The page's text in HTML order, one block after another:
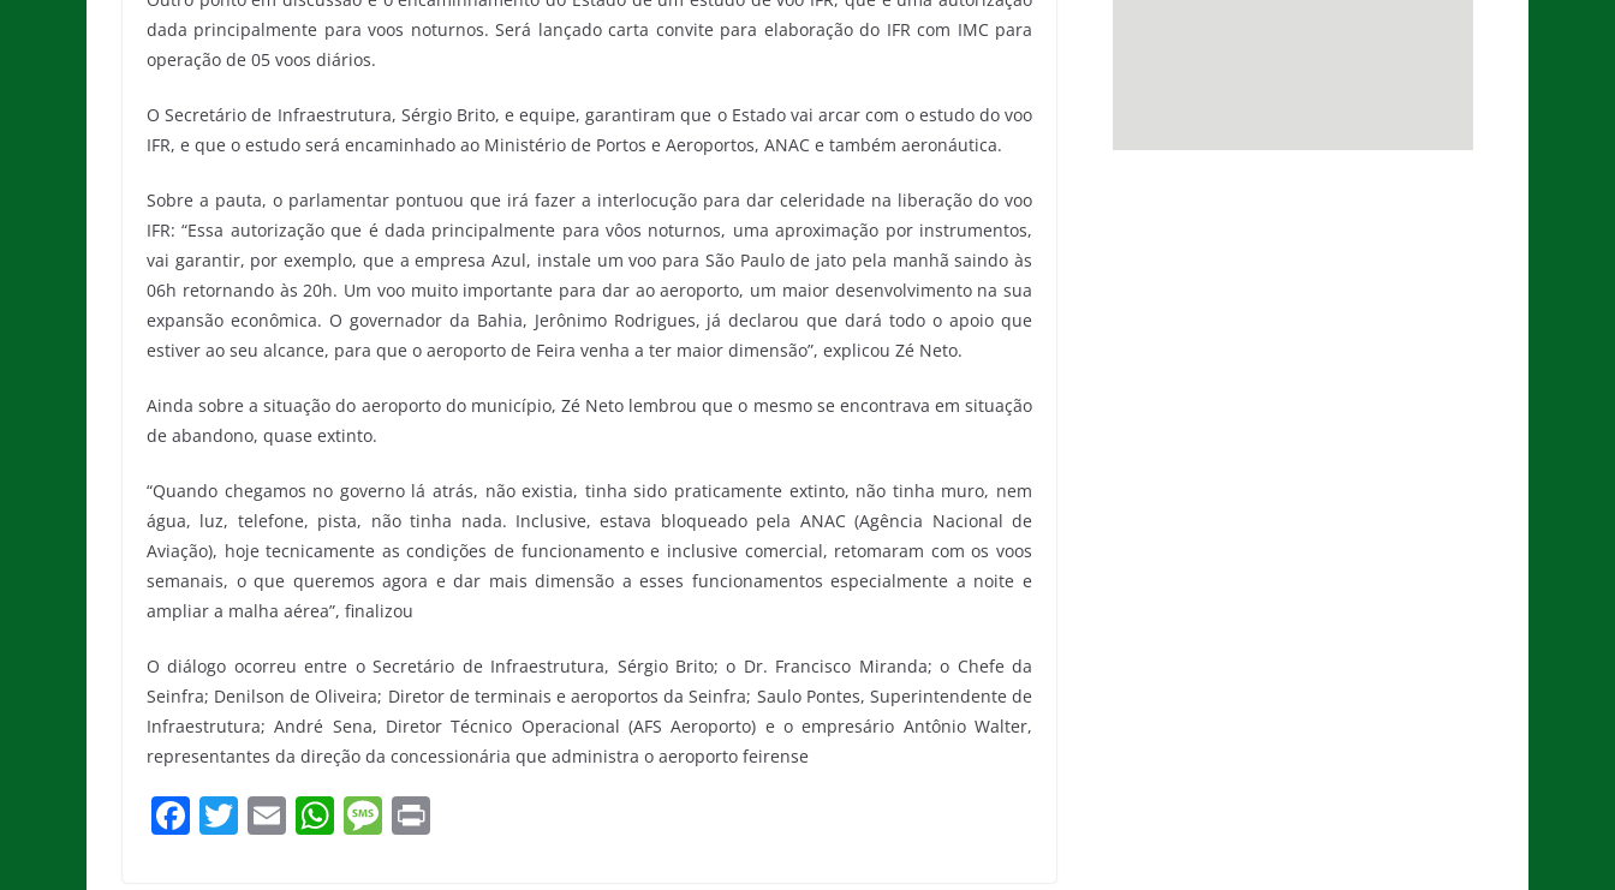
dada principalmente para voos noturnos. Será lançado carta convite para elaboração do IFR com IMC para
operação de 05 voos diários.
O Secretário de Infraestrutura, Sérgio Brito, e equipe, garantiram que o Estado vai arcar com o estudo do voo
IFR, e que o estudo será encaminhado ao Ministério de Portos e Aeroportos, ANAC e também aeronáutica.
Sobre a pauta, o parlamentar pontuou que irá fazer a interlocução para dar celeridade na liberação do voo
IFR: “Essa autorização que é dada principalmente para vôos noturnos, uma aproximação por instrumentos,
vai garantir, por exemplo, que a empresa Azul, instale um voo para São Paulo de jato pela manhã saindo às
06h retornando às 20h. Um voo muito importante para dar ao aeroporto, um maior desenvolvimento na sua
expansão econômica. O governador da Bahia, Jerônimo Rodrigues, já declarou que dará todo o apoio que
estiver ao seu alcance, para que o aeroporto de Feira venha a ter maior dimensão”, explicou Zé Neto.
Ainda sobre a situação do aeroporto do município, Zé Neto lembrou que o mesmo se encontrava em situação
de abandono, quase extinto.
“Quando chegamos no governo lá atrás, não existia, tinha sido praticamente extinto, não tinha muro, nem
água, luz, telefone, pista, não tinha nada. Inclusive, estava bloqueado pela ANAC (Agência Nacional de
Aviação), hoje tecnicamente as condições de funcionamento e inclusive comercial, retomaram com os voos
semanais, o que queremos agora e dar mais dimensão a esses funcionamentos especialmente a noite e
ampliar a malha aérea”, finalizou
O diálogo ocorreu entre o Secretário de Infraestrutura, Sérgio Brito; o Dr. Francisco Miranda; o Chefe da
Seinfra; Denilson de Oliveira; Diretor de terminais e aeroportos da Seinfra; Saulo Pontes, Superintendente de
Infraestrutura; André Sena, Diretor Técnico Operacional (AFS Aeroporto) e o empresário Antônio Walter,
representantes da direção da concessionária que administra o aeroporto feirense
F T E W M